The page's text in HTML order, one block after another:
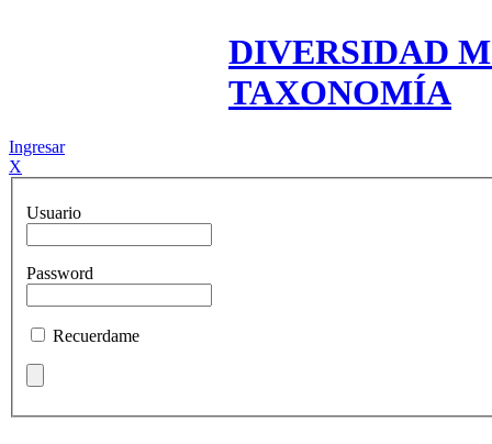
DIVERSIDAD
TAXONOMÍA
Ingresar
X
Usuario
Password
Recuerdame